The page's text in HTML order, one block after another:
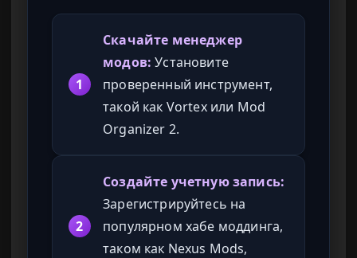
1
Скачайте менеджер
модов: Установите
проверенный инструмент,
такой как Vortex или Mod
Organizer 2.
2
Создайте учетную запись:
Зарегистрируйтесь на
популярном хабе моддинга,
таком как Nexus Mods,